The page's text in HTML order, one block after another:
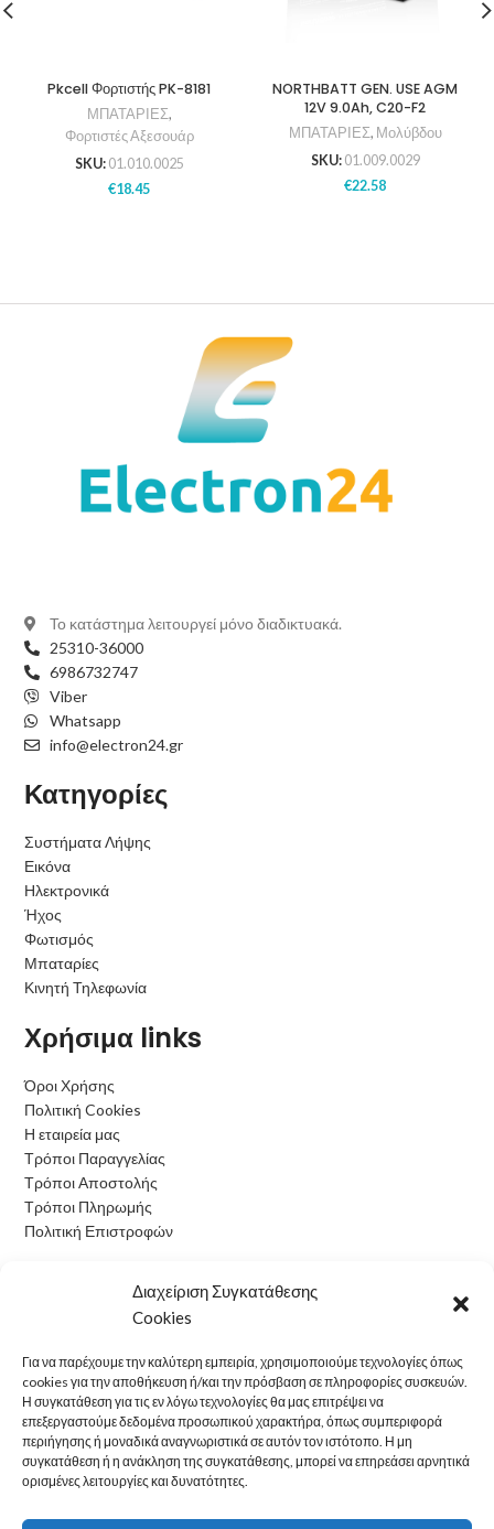
Διαχείριση Συγκατάθεσης
Cookies
Για να παρέχουμε την καλύτερη εμπειρία, χρησιμοποιούμε τεχνολογίες όπως
cookies για την αποθήκευση ή/και την πρόσβαση σε πληροφορίες συσκευών.
Η συγκατάθεση για τις εν λόγω τεχνολογίες θα μας επιτρέψει να
επεξεργαστούμε δεδομένα προσωπικού χαρακτήρα, όπως συμπεριφορά
περιήγησης ή μοναδικά αναγνωριστικά σε αυτόν τον ιστότοπο. Η μη
συγκατάθεση ή η ανάκληση της συγκατάθεσης, μπορεί να επηρεάσει αρνητικά
ορισμένες λειτουργίες και δυνατότητες.
Pkcell Φορτιστής PK-8181
ΜΠΑΤΑΡΙΕΣ,
Φορτιστές Αξεσουάρ
SKU: 01.010.0025
€18.45
NORTHBATT GEN. USE AGM
12V 9.0Ah, C20-F2
ΜΠΑΤΑΡΙΕΣ, Μολύβδου
SKU: 01.009.0029
€22.58
Το κατάστημα λειτουργεί μόνο διαδικτυακά.
25310-36000
6986732747
Viber
Whatsapp
info@electron24.gr
Κατηγορίες
Συστήματα Λήψης
Εικόνα
Ηλεκτρονικά
Ήχος
Φωτισμός
Μπαταρίες
Κινητή Τηλεφωνία
Χρήσιμα links
Όροι Χρήσης
Πολιτική Cookies
Η εταιρεία μας
Τρόποι Παραγγελίας
Τρόποι Αποστολής
Τρόποι Πληρωμής
Πολιτική Επιστροφών
Ωράριο Λειτουργίας
Δευτέρα: 09:00 - 15:00
Τρίτη: 09:00 - 15:00
Τετάρτη: 09:00 - 15:00
Πέμπτη: 09:00 - 15:00
Παρασκευή: 09:00 - 15:00
Σάββατο: Κλειστά
Κυριακή: Κλειστά
electron24 2022 CREATED BYOwlTech.